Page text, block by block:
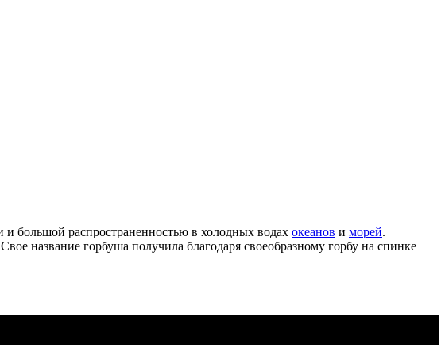
большой распространенностью в холодных водах океанов и морей.
название горбуша получила благодаря своеобразному горбу на спинке